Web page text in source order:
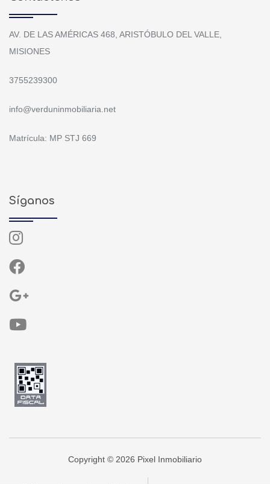
AV. DE LAS AMÉRICAS 468, ARISTÓBULO DEL VALLE,
MISIONES
3755239300
info@verduninmobiliaria.net
Matrícula: MP STJ 669
Síganos
Copyright © 2026 Pixel Inmobiliario